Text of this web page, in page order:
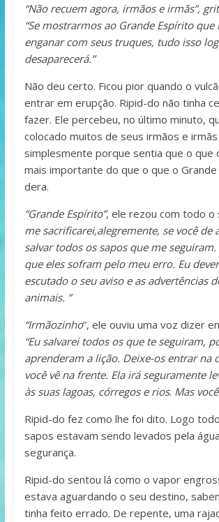
“Não recuem agora, irmãos e irmãs”,
“Se mostrarmos ao Grande Espírito que
enganar com seus truques, tudo isso
desaparecerá.”
Não deu certo. Ficou pior quando o
entrar em erupção. Ripid-do não tinha
fazer. Ele percebeu, no último minuto,
colocado muitos de seus irmãos e
simplesmente porque sentia que o que
mais importante do que o que o
dera.
“Grande Espírito”, ele rezou com todo o
me sacrificarei,alegremente, se você de
salvar todos os sapos que me
que eles sofram pelo meu erro. Eu
escutado o seu aviso e as advertências
animais. ”
“Irmãozinho”, ele ouviu uma voz dizer
“Eu salvarei todos os que te seguiram,
aprenderam a lição. Deixe-os entrar na
você vê na frente. Ela irá seguramente
às suas lagoas, córregos e rios. Mas
Ripid-do fez como lhe foi dito. Logo
sapos estavam sendo levados pela
segurança.
Ripid-do sentou lá como o vapor
estava aguardando o seu destino,
tinha feito errado. De repente, uma